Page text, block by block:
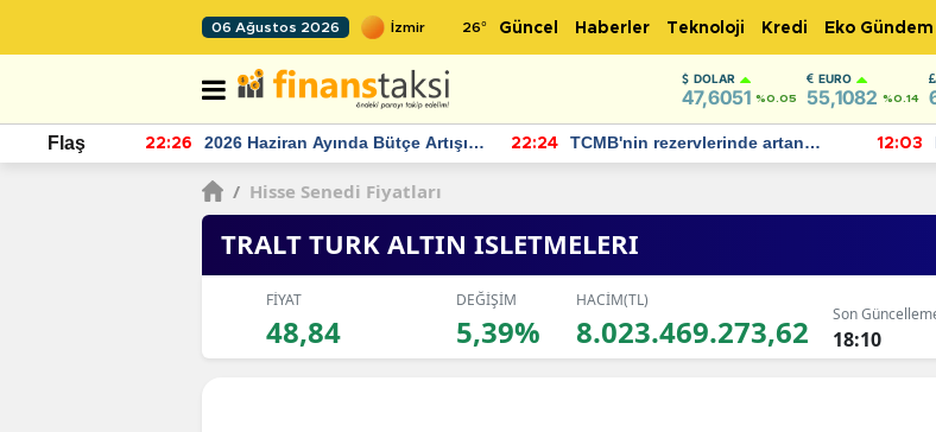
06 Ağustos 2026 26° Güncel Haberler Teknoloji Kredi Eko Gündem
DOLAR
47,6051 %0.05
EURO
55,1082 %0.14
Flaş 22:26
2026 Haziran Ayında Bütçe Artışı
Yaşandı
22:24
TCMB'nin rezervlerinde artan
momentum devam ediyor
12:03
/ Hisse Senedi Fiyatları
TRALT TURK ALTIN ISLETMELERI
FİYAT
48,84
DEĞİŞİM
5,39%
HACİM(TL)
8.023.469.273,62 Son
18:10